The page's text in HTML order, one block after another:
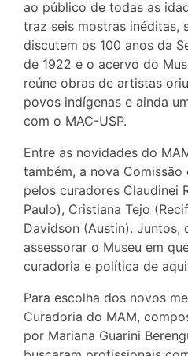
ao público de todas as
traz seis mostras inéditas,
discutem os 100 anos da
de 1922 e o acervo do
reúne obras de artistas
povos indígenas e ainda
com o MAC-USP.
Entre as novidades do
também, a nova
pelos curadores Claudinei
Paulo), Cristiana Tejo
Davidson (Austin). Juntos,
assessorar o Museu em
curadoria e política de
Para escolha dos novos
Curadoria do MAM,
por Mariana Guarini